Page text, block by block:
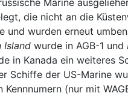
die nicht an die
und wurden erneut
Island wurde in AGB-1 und
in Kanada ein weiteres
Schiffe der US-Marine
(nur mit